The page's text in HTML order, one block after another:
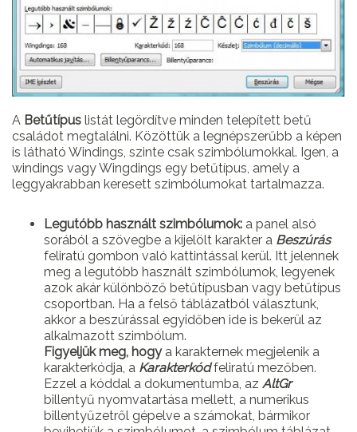
A Betűtípus listát legördítve minden telepített betű
családot megtalálni. Közöttük a legnépszerűbb a képen
is látható Windings, szinte csak szimbólumokkal. Igen, a
windings vagy Wingdings egy betűtípus, amely a
leggyakrabban keresett szimbólumokat tartalmazza.
Legutóbb használt szimbólumok: a panel alsó
sorából a szövegbe a kijelölt karakter a Beszúrás
feliratú gombon való kattintással kerül. Itt jelennek
meg a legutóbb használt szimbólumok, legyenek
azok akár különböző betűtípusban vagy betűtípus
csoportban. Ha a felső táblázatból választunk,
akkor a beszúrással egyidőben ide is bekerül az
alkalmazott szimbólum.
Figyeljük meg, hogy a karakternek megjelenik a
karakterkódja, a Karakterkódfeliratú mezőben.
Ezzel a kóddal a dokumentumba, az AltGr
billentyű nyomvatartása mellett, a numerikus
billentyűzetről gépelve a számokat, bármikor